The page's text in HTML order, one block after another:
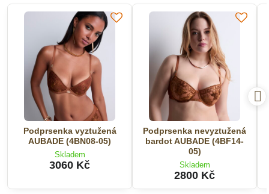
Podprsenka vyztužená
AUBADE (4BN08-05)
Skladem
3060 Kč
Podprsenka nevyztužená
bardot AUBADE (4BF14-
05)
Skladem
2800 Kč